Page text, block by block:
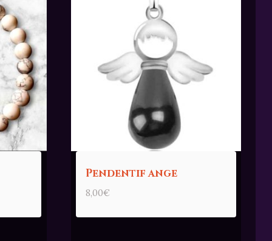
Pendentif ange
8,00€